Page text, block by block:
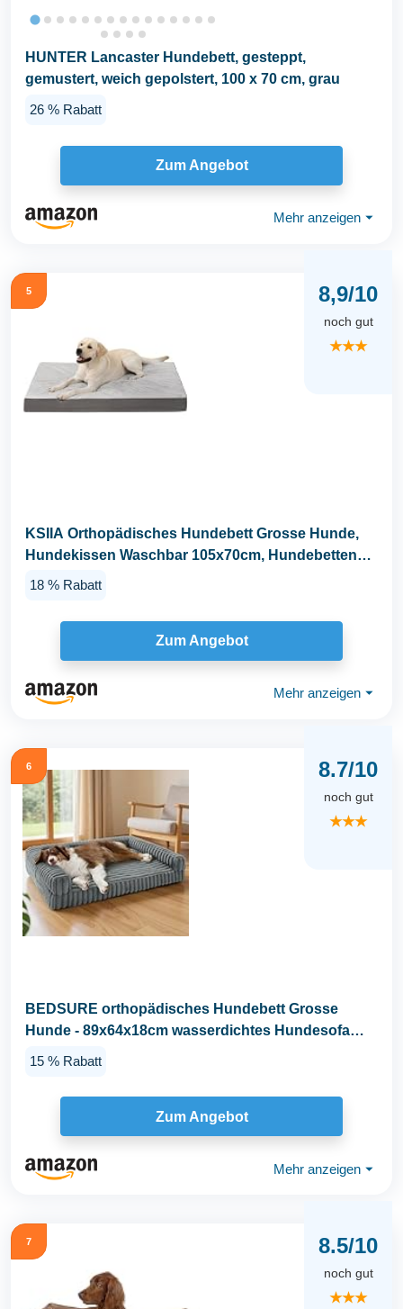
HUNTER Lancaster Hundebett, gesteppt,
gemustert, weich gepolstert, 100 x 70 cm, grau
26 % Rabatt
Zum Angebot
Mehr anzeigen ⏷
5 8,9/10
noch gut
★★★
KSIIA Orthopädisches Hundebett Grosse Hunde,
Hundekissen Waschbar 105x70cm, Hundebetten
mit...
18 % Rabatt
Zum Angebot
Mehr anzeigen ⏷
6 8.7/10
noch gut
★★★
BEDSURE orthopädisches Hundebett Grosse
Hunde - 89x64x18cm wasserdichtes Hundesofa
15 % Rabatt
Zum Angebot
Mehr anzeigen ⏷
7 8.5/10
noch gut
★★★